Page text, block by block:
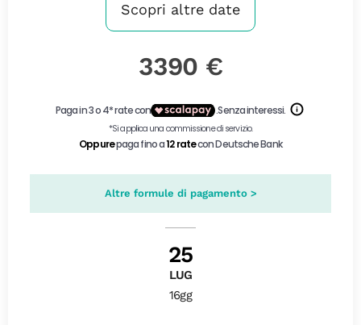
Scopri altre date
3390 €
Altre formule di pagamento >
25
LUG
16gg